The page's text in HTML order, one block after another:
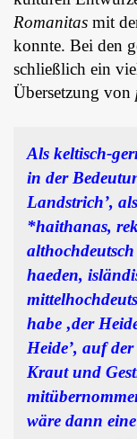
Romanitas mit
konnte. Bei den
schließlich ein
Übersetzung von
Als keltisch-
in der
Landstrich’,
*haithanas,
haeden,
habe ‚der
Heide’, auf
Kraut und
wäre dann